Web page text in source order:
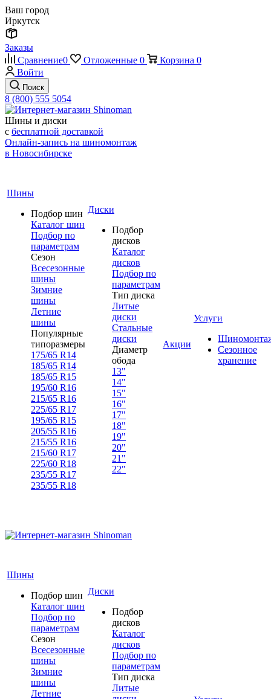
Ваш город
Иркутск
Заказы
Сравнение0 Отложенные 0 Корзина 0
Войти
Поиск
8 (800) 555 5054
Шины и диски
с бесплатной доставкой
Онлайн-запись на шиномонтаж
в Новосибирске
Шины
Подбор шин
Каталог шин
Подбор по
параметрам
Сезон
Всесезонные
шины
Зимние
шины
Летние
шины
Популярные
типоразмеры
175/65 R14
185/65 R14
185/65 R15
195/60 R16
215/65 R16
225/65 R17
195/65 R15
205/55 R16
215/55 R16
215/60 R17
225/60 R18
235/55 R17
235/55 R18
Диски
Подбор
дисков
Каталог
дисков
Подбор по
параметрам
Тип диска
Литые
диски
Стальные
диски
Диаметр
обода
13"
14"
15"
16"
17"
18"
19"
20"
21"
22"
Акции
Услуги
Сезонное
хранение
Шины
Подбор шин
Каталог шин
Подбор по
параметрам
Сезон
Всесезонные
шины
Зимние
шины
Летние
Диски
Подбор
дисков
Каталог
дисков
Подбор по
параметрам
Тип диска
Литые